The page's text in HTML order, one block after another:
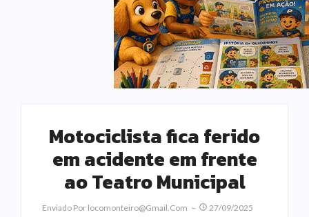
Motociclista fica ferido
em acidente em frente
ao Teatro Municipal
Enviado Por Locomonteiro@gmail.com 27/09/2025